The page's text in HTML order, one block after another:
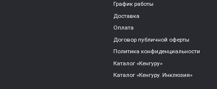
График работы
Доставка
Оплата
Договор публичной оферты
Политика конфиденциальности
Каталог «Кенгуру»
Каталог «Кенгуру. Инклюзия»